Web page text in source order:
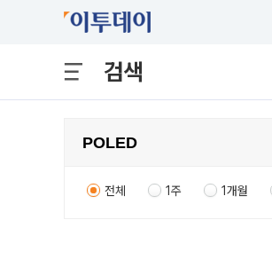
검색
전체 1주 1개월